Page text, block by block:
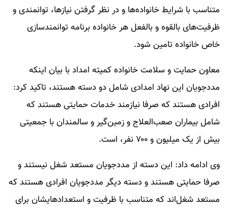
متناسب با شرایط خانواده‌ها و در نظر گرفتن نیازها، توانمندی و
ظرفیت‌های بالقوه و بالفعل هر خانواده برنامه توانمندسازی
خاص خانواده تامین شود.
معاون حمایت و سلامت خانواده کمیته امداد با بیان اینکه
مددجویان این نهاد امدادی شامل دو دسته هستند، تاکید کرد:
افرادی هستند که صرفا نیازمند خدمات حمایتی هستند که
شامل بیماران صعب‌العلاج و زمین‌گیر و سالمندان با جمعیتی
بیش از یک میلیون و ۷۰۰ نفر، است.
وی ادامه داد: این دسته از مددجویان مستعد شغل نیستند و
صرفا حمایتی هستند و دسته دیگر مددجویان افرادی هستند که
مستعد شغل‌اند که متناسب با ظرفیت و استعدادهایشان برای